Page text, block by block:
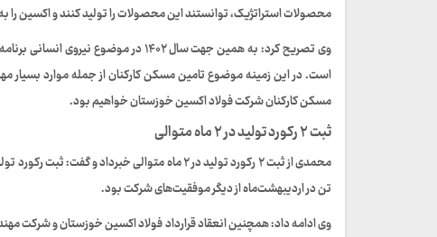
محصولات استراتژیک، توانستند این محصولات را تولید کنند و اکسین را
وی تصریح کرد: به همین جهت سال ۱۴۰۲ در
است. در این زمینه موضوع تامین مسکن کارکنان از جمله موارد بسیار
مسکن کارکنان شرکت فولاد اکسین خوزستان خواهیم بود.
ثبت ۲ رکورد تولید در ۲ ماه متوالی
تن در اردیبهشت‌ماه از دیگر موفقیت‌های شرکت بود.